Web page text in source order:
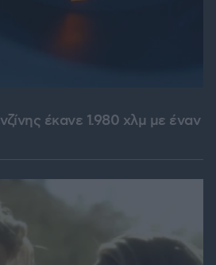
έκανε 1.980 χλμ με έναν